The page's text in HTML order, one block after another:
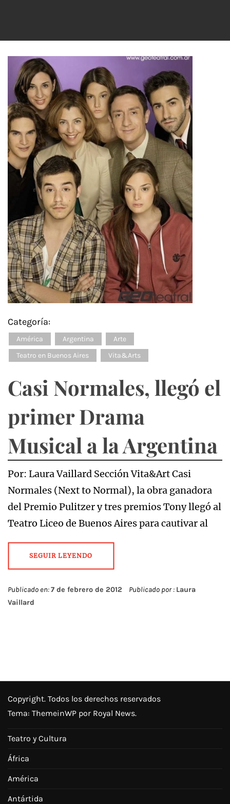
Categoría:
América Argentina
Arte
Teatro en Buenos Aires
Vita&Arts
Casi Normales, llegó el
primer Drama
Musical a la Argentina
Por: Laura Vaillard Sección Vita&Art Casi
Normales (Next to Normal), la obra ganadora
del Premio Pulitzer y tres premios Tony llegó al
Teatro Liceo de Buenos Aires para cautivar al
SEGUIR LEYENDO
Publicado en:7 de febrero de 2012 Publicado por : Laura
Vaillard
Copyright. Todos los derechos reservados
Tema: ThemeinWP por Royal News.
Teatro y Cultura
África
América
Antártida